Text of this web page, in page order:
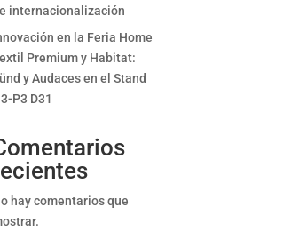
internacionalización
en la Feria Home
Premium y Habitat:
y Audaces en el Stand
P3 D31
hay comentarios que